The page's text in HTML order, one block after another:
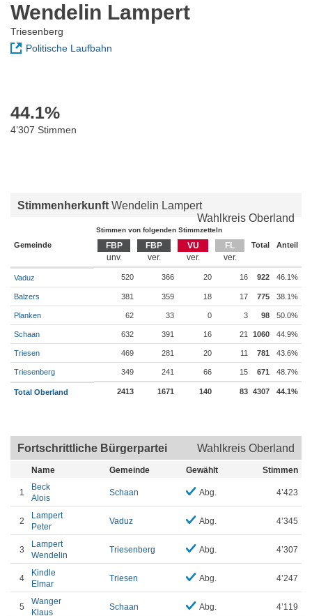
Wendelin Lampert
Triesenberg
Politische Laufbahn
44.1%
4’307 Stimmen
Stimmenherkunft Wendelin Lampert
Wahlkreis Oberland
Stimmen von folgenden Stimmzetteln
Gemeinde FBP FBP VU FL Total Anteil
Vaduz 520 366 20 16 922 46.1%
Balzers 381 359 18 17 775 38.1%
Planken 62 33 0 3 98 50.0%
Schaan 632 391 16 21 1060 44.9%
Triesen 469 281 20 11 781 43.6%
Triesenberg 349 241 66 15 671 48.7%
Total Oberland 2413 1671 140 83 4307 44.1%
Fortschrittliche Bürgerpartei Wahlkreis Oberland
Name Gemeinde Gewählt Stimmen
1
Beck
Alois
Schaan Abg. 4’423
2
Lampert
Peter
Vaduz Abg. 4’345
3
Lampert
Wendelin
Triesenberg Abg. 4’307
4
Kindle
Elmar
Triesen Abg. 4’247
5
Wanger
Klaus
Schaan Abg. 4’119